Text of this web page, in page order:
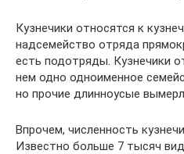
Кузнечики относятся к
надсемейство отряда
есть подотряды. Кузнечики
нем одно одноименное
но прочие длинноусые
Впрочем, численность
Известно больше 7 тысяч